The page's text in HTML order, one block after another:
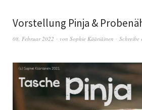
Vorstellung Pinja &
08. Februar 2022 von Sophie Kääriäinen Schreibe